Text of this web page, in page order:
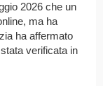
2026 che un
ma ha
ha affermato
verificata in